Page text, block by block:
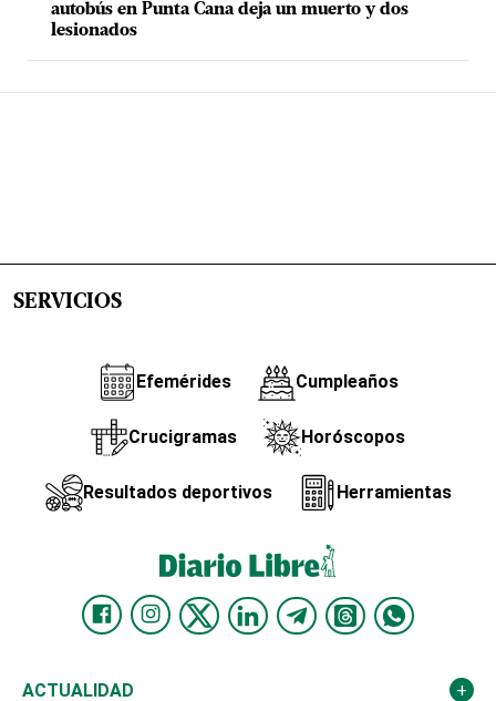
autobús en Punta Cana deja un muerto y dos
lesionados
SERVICIOS
Efemérides Cumpleaños
Crucigramas Horóscopos
Resultados deportivos Herramientas
ACTUALIDAD